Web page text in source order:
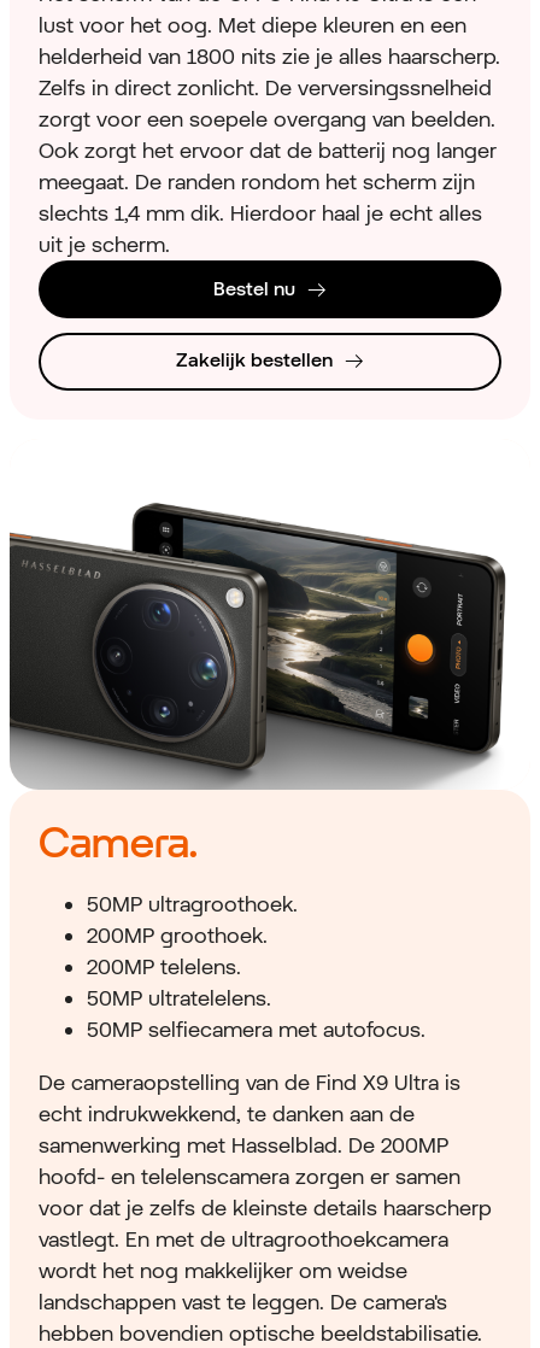
lust voor het oog. Met diepe kleuren en een
helderheid van 1800 nits zie je alles haarscherp.
Zelfs in direct zonlicht. De verversingssnelheid
zorgt voor een soepele overgang van beelden.
Ook zorgt het ervoor dat de batterij nog langer
meegaat. De randen rondom het scherm zijn
slechts 1,4 mm dik. Hierdoor haal je echt alles
uit je scherm.
Bestel nu
Zakelijk bestellen
Camera.
50MP ultragroothoek.
200MP groothoek.
200MP telelens.
50MP ultratelelens.
50MP selfiecamera met autofocus.
De cameraopstelling van de Find X9 Ultra is
echt indrukwekkend, te danken aan de
samenwerking met Hasselblad. De 200MP
hoofd- en telelenscamera zorgen er samen
voor dat je zelfs de kleinste details haarscherp
vastlegt. En met de ultragroothoekcamera
wordt het nog makkelijker om weidse
landschappen vast te leggen. De camera's
hebben bovendien optische beeldstabilisatie.